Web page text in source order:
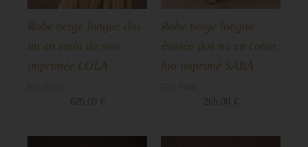
Robe beige longue dos
nu en satin de soie
imprimée LOLA
625,00
Robe beige longue
évasée dos nu en coton
bio imprimé SABA
265,00